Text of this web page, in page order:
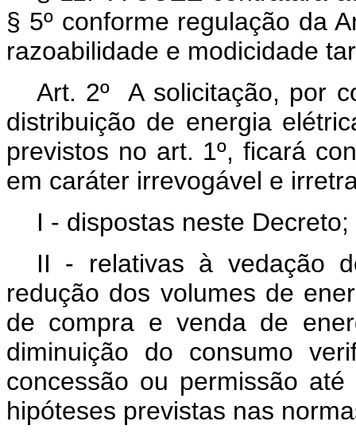
§ 5º conforme regulação da
razoabilidade e modicidade
Art. 2º A solicitação, por
distribuição de energia
previstos no art. 1º, ficará
em caráter irrevogável e
I - dispostas neste Decreto;
II - relativas à vedação
redução dos volumes de
de compra e venda de
diminuição do consumo
concessão ou permissão
hipóteses previstas nas